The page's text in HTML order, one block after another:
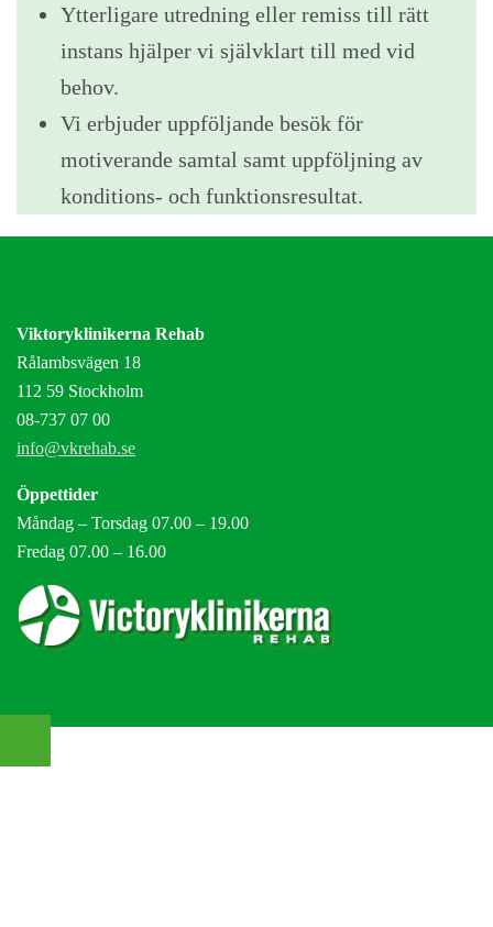
Ytterligare utredning eller remiss till rätt
instans hjälper vi självklart till med vid
behov.
Vi erbjuder uppföljande besök för
motiverande samtal samt uppföljning av
konditions- och funktionsresultat.
Viktoryklinikerna Rehab
Rålambsvägen 18
112 59 Stockholm
08-737 07 00
info@vkrehab.se
Öppettider
Måndag – Torsdag 07.00 – 19.00
Fredag 07.00 – 16.00